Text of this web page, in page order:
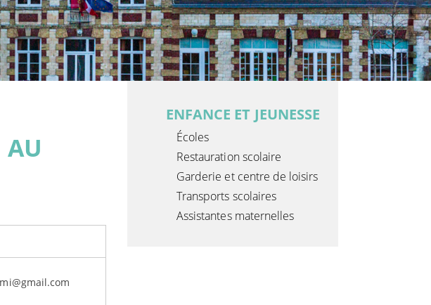
AU
ENFANCE ET JEUNESSE
Écoles
Restauration scolaire
Garderie et centre de loisirs
Transports scolaires
Assistantes maternelles